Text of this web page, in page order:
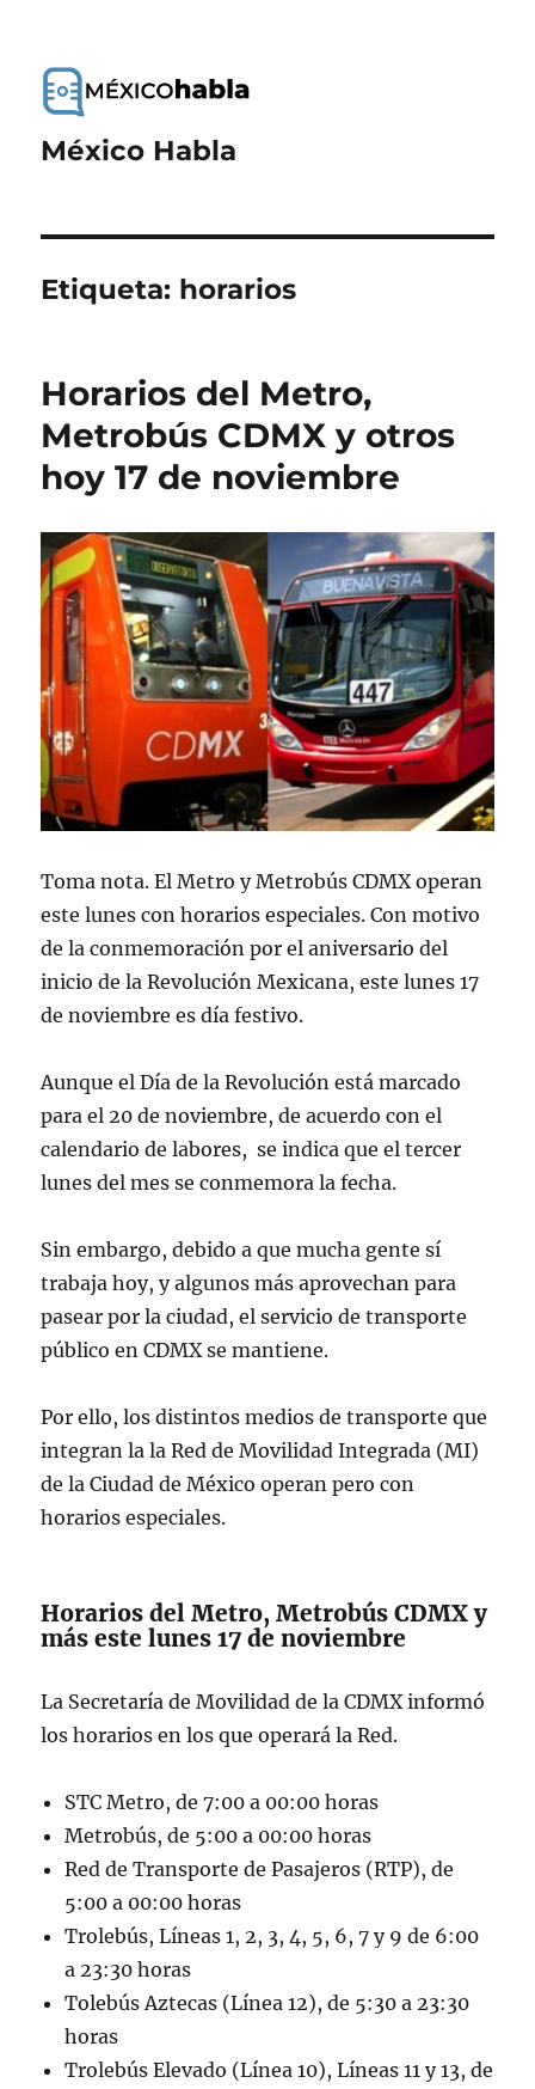
México Habla
Etiqueta: horarios
Horarios del Metro,
Metrobús CDMX y otros
hoy 17 de noviembre
Toma nota. El Metro y Metrobús CDMX operan
este lunes con horarios especiales. Con motivo
de la conmemoración por el aniversario del
inicio de la Revolución Mexicana, este lunes 17
de noviembre es día festivo.
Aunque el Día de la Revolución está marcado
para el 20 de noviembre, de acuerdo con el
calendario de labores, se indica que el tercer
lunes del mes se conmemora la fecha.
Sin embargo, debido a que mucha gente sí
trabaja hoy, y algunos más aprovechan para
pasear por la ciudad, el servicio de transporte
público en CDMX se mantiene.
Por ello, los distintos medios de transporte que
integran la la Red de Movilidad Integrada (MI)
de la Ciudad de México operan pero con
horarios especiales.
Horarios del Metro, Metrobús CDMX y
más este lunes 17 de noviembre
La Secretaría de Movilidad de la CDMX informó
los horarios en los que operará la Red.
STC Metro, de 7:00 a 00:00 horas
Metrobús, de 5:00 a 00:00 horas
Red de Transporte de Pasajeros (RTP), de
5:00 a 00:00 horas
Trolebús, Líneas 1, 2, 3, 4, 5, 6, 7 y 9 de 6:00
a 23:30 horas
Tolebús Aztecas (Línea 12), de 5:30 a 23:30
horas
Trolebús Elevado (Línea 10), Líneas 11 y 13, de